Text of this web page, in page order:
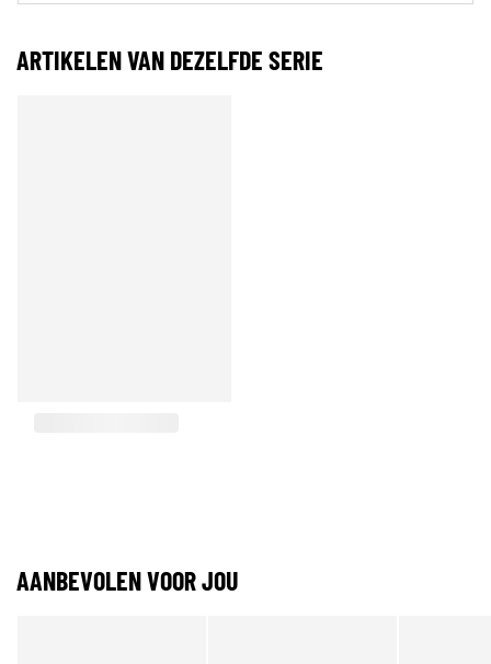
ARTIKELEN VAN DEZELFDE SERIE
AANBEVOLEN VOOR JOU